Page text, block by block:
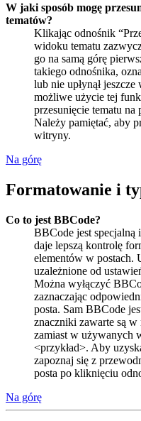
W jaki sposób mogę
tematów?
Klikając odnośnik
widoku tematu
go na samą górę
takiego odnośnika,
lub nie upłynął
możliwe użycie tej
przesunięcie tematu na
Należy pamiętać, aby
witryny.
Na górę
Formatowanie i
Co to jest BBCode?
BBCode jest
daje lepszą kontrolę
elementów w postach.
uzależnione od
Można wyłączyć
zaznaczając
posta. Sam BBCode
znaczniki zawarte są
zamiast w używanych
<przykład>. Aby
zapoznaj się z
posta po kliknięciu
Na górę